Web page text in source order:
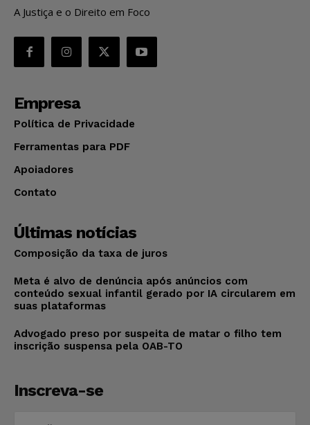
A Justiça e o Direito em Foco
Empresa
Política de Privacidade
Ferramentas para PDF
Apoiadores
Contato
Últimas notícias
Composição da taxa de juros
Meta é alvo de denúncia após anúncios com
conteúdo sexual infantil gerado por IA circularem em
suas plataformas
Advogado preso por suspeita de matar o filho tem
inscrição suspensa pela OAB-TO
Inscreva-se